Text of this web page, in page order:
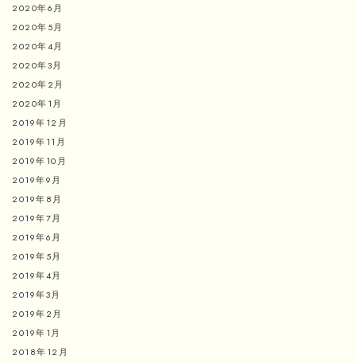
2020年6月
2020年5月
2020年4月
2020年3月
2020年2月
2020年1月
2019年12月
2019年11月
2019年10月
2019年9月
2019年8月
2019年7月
2019年6月
2019年5月
2019年4月
2019年3月
2019年2月
2019年1月
2018年12月